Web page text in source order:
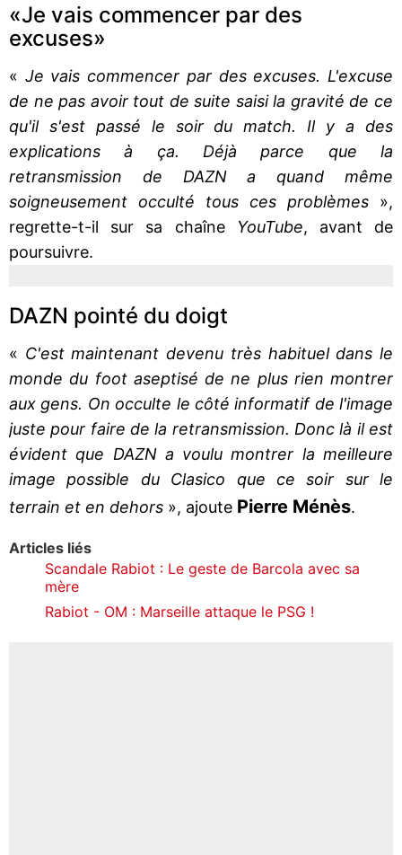
«Je vais commencer par des
excuses»
« Je vais commencer par des excuses. L'excuse
de ne pas avoir tout de suite saisi la gravité de ce
qu'il s'est passé le soir du match. Il y a des
explications à ça. Déjà parce que la
retransmission de DAZN a quand même
soigneusement occulté tous ces problèmes »,
regrette-t-il sur sa chaîne
YouTube, avant de
poursuivre.
DAZN pointé du doigt
« C'est maintenant devenu très habituel dans le
monde du foot aseptisé de ne plus rien montrer
aux gens. On occulte le côté informatif de l'image
juste pour faire de la retransmission. Donc là il est
évident que DAZN a voulu montrer la meilleure
image possible du Clasico que ce soir sur le
terrain et en dehors », ajoute Pierre Ménès.
Articles liés
Scandale Rabiot : Le geste de Barcola avec sa
mère
Rabiot - OM : Marseille attaque le PSG !